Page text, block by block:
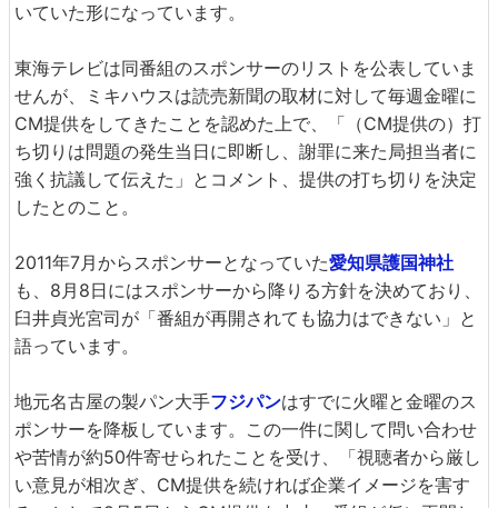
いていた形になっています。
東海テレビは同番組のスポンサーのリストを公表していま
せんが、ミキハウスは読売新聞の取材に対して毎週金曜に
CM提供をしてきたことを認めた上で、「（CM提供の）打
ち切りは問題の発生当日に即断し、謝罪に来た局担当者に
強く抗議して伝えた」とコメント、提供の打ち切りを決定
したとのこと。
2011年7月からスポンサーとなっていた愛知県護国神社
も、8月8日にはスポンサーから降りる方針を決めており、
臼井貞光宮司が「番組が再開されても協力はできない」と
語っています。
地元名古屋の製パン大手フジパンはすでに火曜と金曜のス
ポンサーを降板しています。この一件に関して問い合わせ
や苦情が約50件寄せられたことを受け、「視聴者から厳し
い意見が相次ぎ、CM提供を続ければ企業イメージを害す